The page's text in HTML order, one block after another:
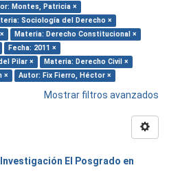
Montes, Patricia ×
Sociología del Derecho ×
Materia: Derecho Constitucional ×
Fecha: 2011 ×
Pilar ×
Materia: Derecho Civil ×
×
Autor: Fix Fierro, Héctor ×
Mostrar filtros avanzados
El Posgrado en